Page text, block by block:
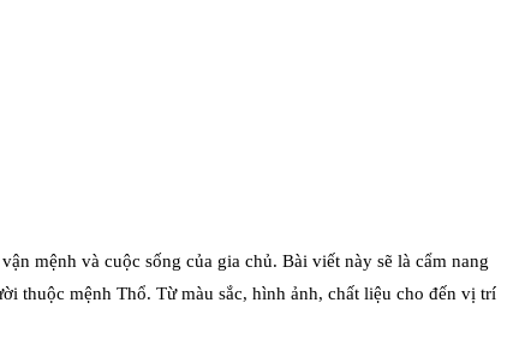
mệnh và cuộc sống của gia chủ. Bài viết này sẽ là cẩm nang
thuộc mệnh Thổ. Từ màu sắc, hình ảnh, chất liệu cho đến vị trí